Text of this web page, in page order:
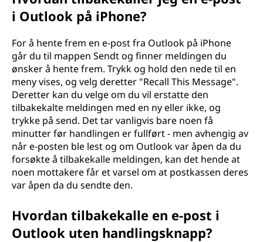
i Outlook på iPhone?
For å hente frem en e-post fra Outlook på iPhone
går du til mappen Sendt og finner meldingen du
ønsker å hente frem. Trykk og hold den nede til en
meny vises, og velg deretter "Recall This Message".
Deretter kan du velge om du vil erstatte den
tilbakekalte meldingen med en ny eller ikke, og
trykke på send. Det tar vanligvis bare noen få
minutter før handlingen er fullført - men avhengig av
når e-posten ble lest og om Outlook var åpen da du
forsøkte å tilbakekalle meldingen, kan det hende at
noen mottakere får et varsel om at postkassen deres
var åpen da du sendte den.
Hvordan tilbakekalle en e-post i
Outlook uten handlingsknapp?